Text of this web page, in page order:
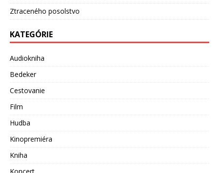
Ztraceného posolstvo
KATEGÓRIE
Audiokniha
Bedeker
Cestovanie
Film
Hudba
Kinopremiéra
Kniha
Koncert